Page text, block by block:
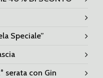
Speciale”
serata con Gin